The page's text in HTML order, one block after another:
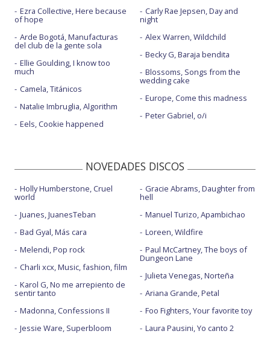
Ezra Collective, Here because
of hope
Arde Bogotá, Manufacturas
del club de la gente sola
Ellie Goulding, I know too
much
Camela, Titánicos
Natalie Imbruglia, Algorithm
Eels, Cookie happened
Carly Rae Jepsen, Day and
night
Alex Warren, Wildchild
Becky G, Baraja bendita
Blossoms, Songs from the
wedding cake
Europe, Come this madness
Peter Gabriel, o/i
NOVEDADES DISCOS
Holly Humberstone, Cruel
world
Juanes, JuanesTeban
Bad Gyal, Más cara
Melendi, Pop rock
Charli xcx, Music, fashion, film
Karol G, No me arrepiento de
sentir tanto
Madonna, Confessions II
Jessie Ware, Superbloom
Gracie Abrams, Daughter from
hell
Manuel Turizo, Apambichao
Loreen, Wildfire
Paul McCartney, The boys of
Dungeon Lane
Julieta Venegas, Norteña
Ariana Grande, Petal
Foo Fighters, Your favorite toy
Laura Pausini, Yo canto 2